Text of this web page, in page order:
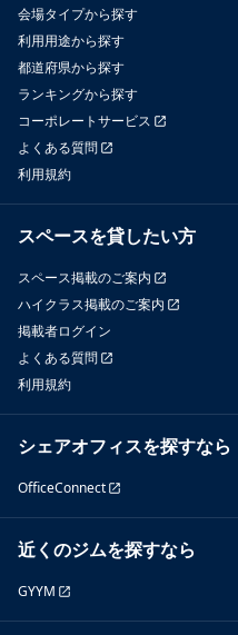
会場タイプから探す
利用用途から探す
都道府県から探す
ランキングから探す
コーポレートサービス
よくある質問
利用規約
スペースを貸したい方
スペース掲載のご案内
ハイクラス掲載のご案内
掲載者ログイン
よくある質問
利用規約
シェアオフィスを探すなら
OfficeConnect
近くのジムを探すなら
GYYM